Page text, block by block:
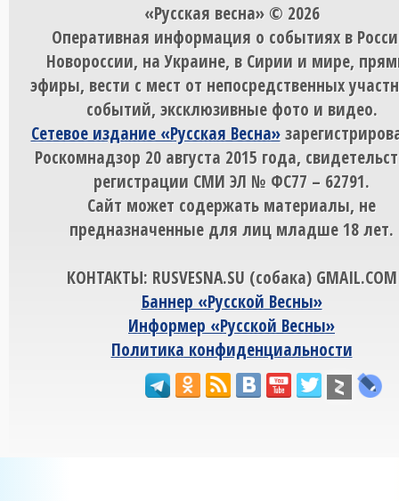
«Русская весна» © 2026
Оперативная информация о событиях в
Новороссии, на Украине, в Сирии и мире,
эфиры, вести с мест от непосредственных
событий, эксклюзивные фото и видео.
Сетевое издание «Русская Весна»
Роскомнадзор 20 августа 2015 года,
регистрации СМИ ЭЛ № ФС77 – 62791.
Сайт может содержать материалы, не
предназначенные для лиц младше 18 лет.
КОНТАКТЫ: RUSVESNA.SU (собака) GMAIL.COM
Баннер «Русской Весны»
Информер «Русской Весны»
Политика конфиденциальности